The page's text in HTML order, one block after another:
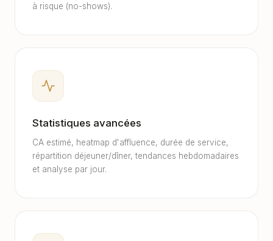
à risque (no-shows).
Statistiques avancées
CA estimé, heatmap d'affluence, durée de service,
répartition déjeuner/dîner, tendances hebdomadaires
et analyse par jour.